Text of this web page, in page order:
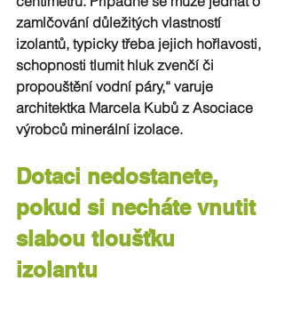
zamlčování důležitých vlastností
izolantů, typicky třeba jejich hořlavosti,
schopnosti tlumit hluk zvenčí či
propouštění vodní páry,“ varuje
architektka Marcela Kubů z Asociace
výrobců minerální izolace.
Dotaci nedostanete,
pokud si necháte vnutit
slabou tloušťku
izolantu